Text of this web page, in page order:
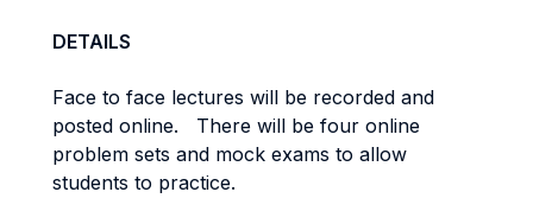
DETAILS
Face to face lectures will be recorded and
posted online. There will be four online
problem sets and mock exams to allow
students to practice.